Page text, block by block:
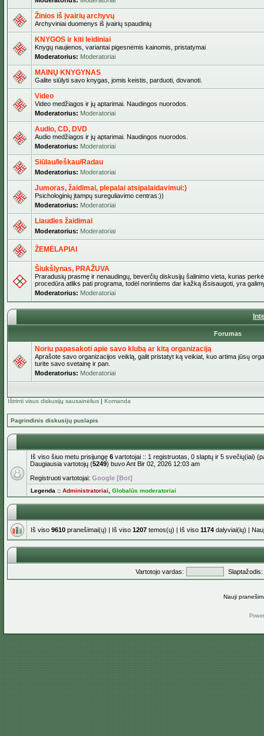
Žinios iš įvairių archyvų
Archyviniai duomenys iš įvairių spaudinių
KNYGOS ir kiti leidiniai
Knygų naujienos, variantai pigesnėmis kainomis, pristatymai
Moderatorius: Moderatoriai
MAINŲ KNYGYNAS
Galite siūlyti savo knygas, jomis keistis, parduoti, dovanoti.
Video
Video medžiagos ir jų aptarimai. Naudingos nuorodos.
Moderatorius: Moderatoriai
Audio, CD, DVD
Audio medžiagos ir jų aptarimai. Naudingos nuorodos.
Moderatorius: Moderatoriai
Siūlau/Ieškau/Radau
Moderatorius: Moderatoriai
Jumoras, žaidimai, plepalai atsipalaidavimui:)
Psichologinių įtampų sureguliavimo centras:))
Moderatorius: Moderatoriai
Liaudies žaidimai
Moderatorius: Moderatoriai
ŽEMĖLAPIAI
Šiukšlynas, PRAŽUVA
Praradusių prasmę ir nenaudingų, beverčių diskusijų šalinimo vieta, kurias
procedūra atliks pati programa, todėl norintiems dar kažką išsisaugoti, yra
Moderatorius: Moderatoriai
Forumas
Noriu papasakoti apie savo klubą ar kitą organizaciją
Aprašote savo organizacijos veiklą, galit pristatyt ką veikiat, kuo artima jūsų
turite savo svetainę ir pan.
Moderatorius: Moderatoriai
Ištrinti visus diskusijų sausainėlius | Komanda
Pagrindinis diskusijų puslapis
Iš viso šiuo metu prisijungę 6 vartotojai :: 1 registruotas, 0 slaptų ir 5 svečių(iai)
Daugiausia vartotojų (5249) buvo Ant Bir 02, 2026 12:03 am
Registruoti vartotojai: Google [Bot]
Legenda :: Administratoriai Globalūs moderatoriai
Iš viso 9610 pranešimai(ų) | Iš viso 1207 temos(ų) | Iš viso 1174 dalyviai(ių) |
Vartotojo vardas: Slaptažodis:
Nauji